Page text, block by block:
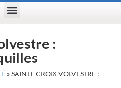
:
»SAINTE CROIX VOLVESTRE :